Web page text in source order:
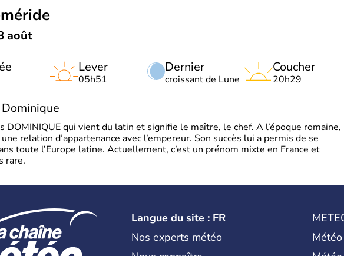
août
Dernier
croissant de Lune
Lever
05h51
Coucher
20h29
DOMINIQUE qui vient du latin et signifie le maître, le chef. A l’époque romaine,
relation d’appartenance avec l’empereur. Son succès lui a permis de se
toute l’Europe latine. Actuellement, c’est un prénom mixte en France et
rare.
Langue du site : FR
Nos experts météo